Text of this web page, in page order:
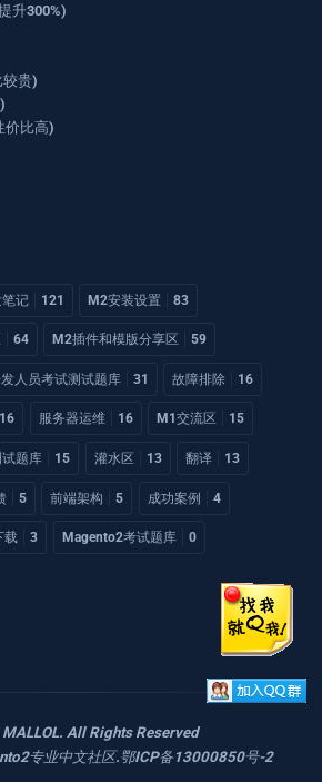
升300%)
较贵)
价比高)
记 121 M2安装设置 83
64 M2插件和模版分享区 59
人员考试测试题库 31 故障排除 16
16 服务器运维 16 M1交流区 15
题库 15 灌水区 13 翻译 13
5 前端架构 5 成功案例 4
载 3 Magento2考试题库 0
All Rights Reserved
专业中文社区.鄂ICP备13000850号-2